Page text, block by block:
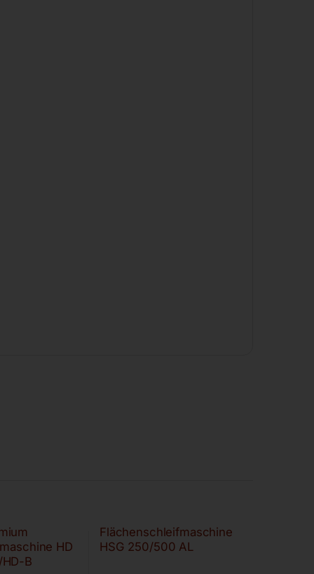
HD
B
Flächenschleifmaschine
HSG 250/500 AL